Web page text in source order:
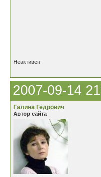
Неактивен
2007-09-14
Галина Гедрович
Автор сайта